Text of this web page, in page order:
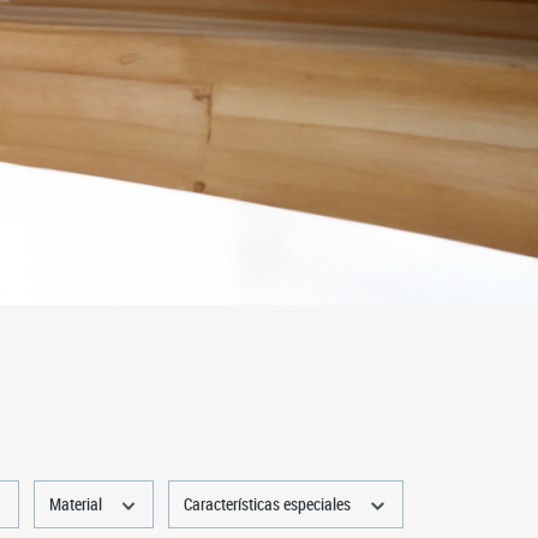
Material Características especiales